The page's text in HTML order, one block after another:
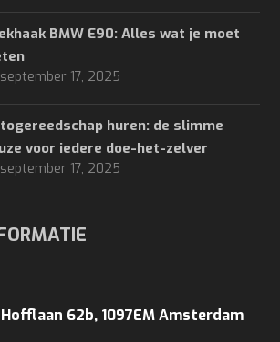
BMW E90: Alles wat je moet
september 17, 2025
huren: de slimme
voor iedere doe-het-zelver
september 17, 2025
Hofflaan 62b, 1097EM Amsterdam